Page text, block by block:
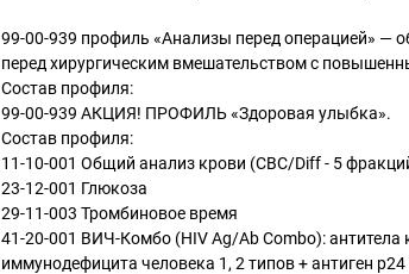
99-00-939 профиль «Анализы перед операцией» —
перед хирургическим вмешательством с
Состав профиля:
99-00-939 АКЦИЯ! ПРОФИЛЬ «Здоровая улыбка».
Состав профиля:
11-10-001 Общий анализ крови (CBC/Diff - 5
23-12-001 Глюкоза
29-11-003 Тромбиновое время
41-20-001 ВИЧ-Комбо (HIV Ag/Ab Combo): антитела
иммунодефицита человека 1, 2 типов + антиген p24